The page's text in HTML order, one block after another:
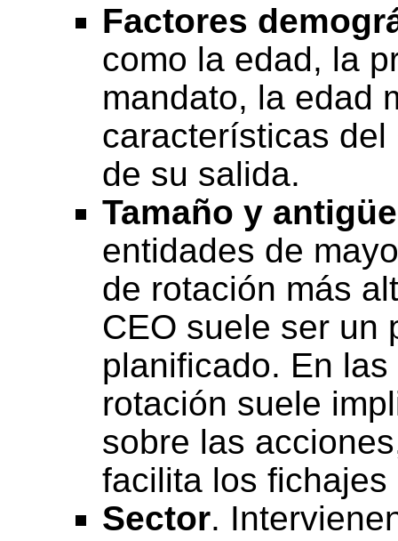
Factores
como la edad, la
mandato, la edad
características
de su salida.
Tamaño y
entidades de
de rotación más
CEO suele ser un
planificado. En
rotación suele
sobre las
facilita los fichajes
Sector.